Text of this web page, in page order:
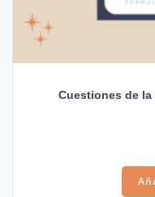
Cuestiones de la